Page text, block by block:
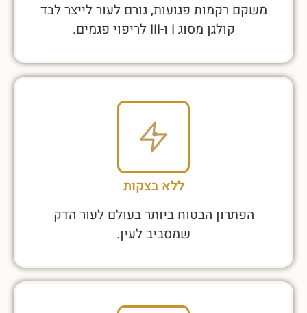
משקם רקמות פגועות, גורם לעור לייצר לבד
קולגן מסוג I ו-III לריפוי פגמים.
ללא בצקות
הפתרון הבטוח ביותר בעולם לעור הדק
שמסביב לעין.